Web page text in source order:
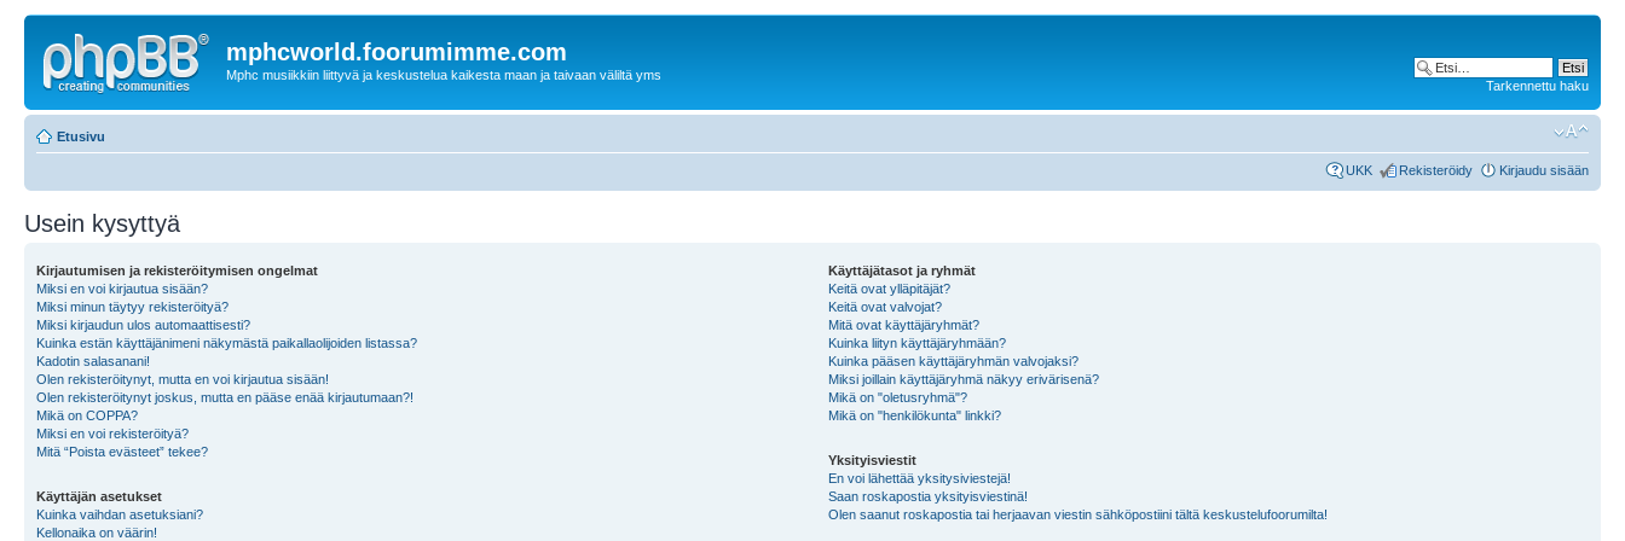
mphcworld.foorumimme.com
Mphc musiikkiin liittyvä ja keskustelua kaikesta maan ja taivaan väliltä yms
Tarkennettu haku
Etusivu
UKK Rekisteröidy Kirjaudu sisään
Usein kysyttyä
Kirjautumisen ja rekisteröitymisen ongelmat
Miksi en voi kirjautua sisään?
Miksi minun täytyy rekisteröityä?
Miksi kirjaudun ulos automaattisesti?
Kuinka estän käyttäjänimeni näkymästä paikallaolijoiden listassa?
Kadotin salasanani!
Olen rekisteröitynyt, mutta en voi kirjautua sisään!
Olen rekisteröitynyt joskus, mutta en pääse enää kirjautumaan?!
Mikä on COPPA?
Miksi en voi rekisteröityä?
Mitä “Poista evästeet” tekee?
Käyttäjän asetukset
Kuinka vaihdan asetuksiani?
Kellonaika on väärin!
Käyttäjätasot ja ryhmät
Keitä ovat ylläpitäjät?
Keitä ovat valvojat?
Mitä ovat käyttäjäryhmät?
Kuinka liityn käyttäjäryhmään?
Kuinka pääsen käyttäjäryhmän valvojaksi?
Miksi joillain käyttäjäryhmä näkyy erivärisenä?
Mikä on "oletusryhmä"?
Mikä on "henkilökunta" linkki?
Yksityisviestit
En voi lähettää yksitysiviestejä!
Saan roskapostia yksityisviestinä!
Olen saanut roskapostia tai herjaavan viestin sähköpostiini tältä keskustelufoorumilta!